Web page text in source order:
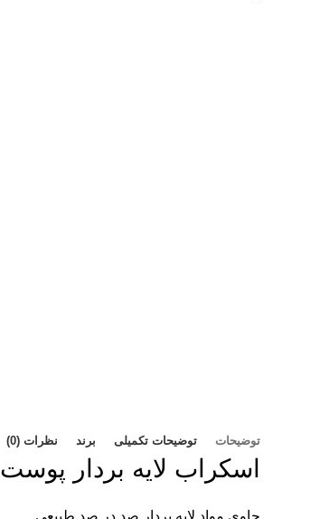
توضیحات توضیحات تکمیلی برند نظرات (0)
اسکراب لایه بردار پوست
حاوی مواد لایه بردار صد در صد طبیعی